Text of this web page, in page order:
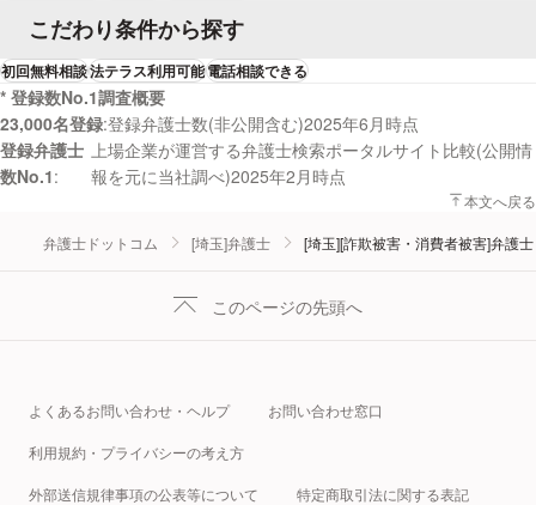
こだわり条件から探す
初回無料相談法テラス利用可能電話相談できる
* 登録数No.1調査概要
23,000名登録 登録弁護士数(非公開含む)2025年6月時点
登録弁護士
数No.1
上場企業が運営する弁護士検索ポータルサイト比較(公開情
報を元に当社調べ)2025年2月時点
本文へ戻る
弁護士ドットコム [埼玉]弁護士 [埼玉][詐欺被害・消費者被害]弁護士
このページの先頭へ
よくあるお問い合わせ・ヘルプ お問い合わせ窓口
利用規約・プライバシーの考え方
外部送信規律事項の公表等について 特定商取引法に関する表記